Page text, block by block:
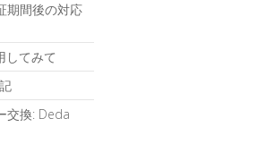
期間後の対応
してみて
交換: Deda